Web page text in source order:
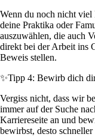
Wenn du noch nicht viel
deine Praktika oder
auszuwählen, die auch
direkt bei der Arbeit ins
Beweis stellen.
✨Tipp 4: Bewirb dich
Vergiss nicht, dass wir
immer auf der Suche
Karriereseite an und
bewirbst, desto